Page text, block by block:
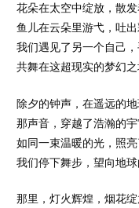
花朵在太空中绽放，散
鱼儿在云朵里游弋，吐
我们遇见了另一个自己
共舞在这超现实的梦幻之
除夕的钟声，在遥远的
那声音，穿越了浩瀚的
如同一束温暖的光，照
我们停下舞步，望向地球
那里，灯火辉煌，烟花